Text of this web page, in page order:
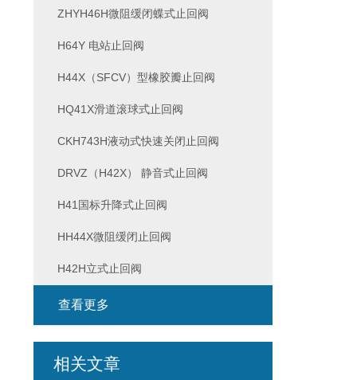
ZHYH46H微阻缓闭蝶式止回阀
H64Y 电站止回阀
H44X（SFCV）型橡胶瓣止回阀
HQ41X滑道滚球式止回阀
CKH743H液动式快速关闭止回阀
DRVZ（H42X） 静音式止回阀
H41国标升降式止回阀
HH44X微阻缓闭止回阀
H42H立式止回阀
查看更多
相关文章